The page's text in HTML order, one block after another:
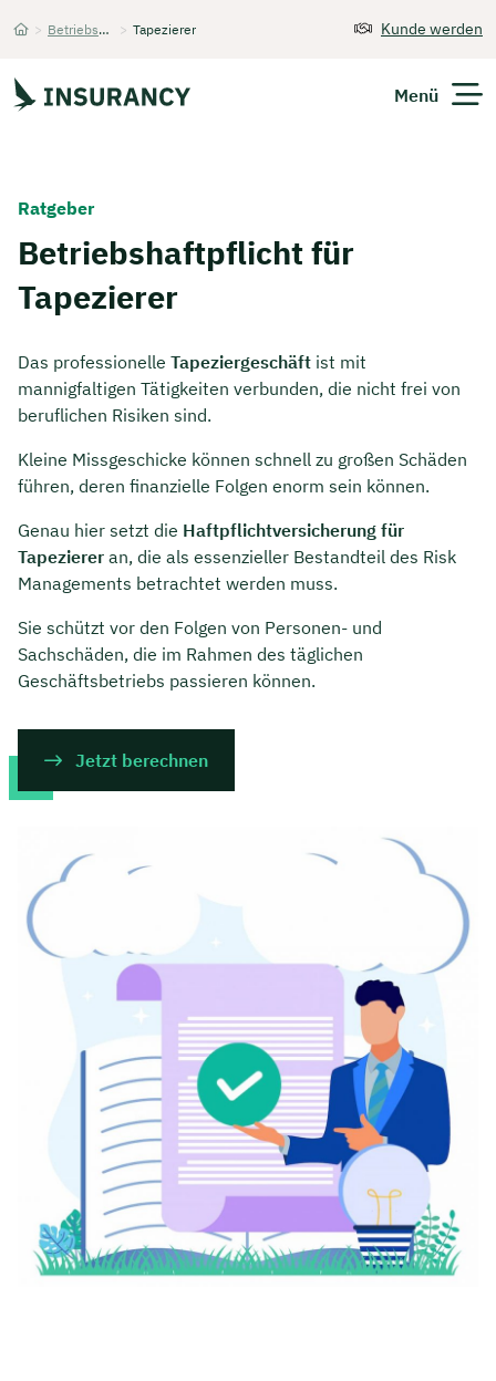
> Betriebshaftpflichtversicherung > Tapezierer Kunde werden
Menü
Finanzen
Über Uns
Kontakt
Ratgeber
Betriebshaftpflicht für
Tapezierer
Das professionelle Tapeziergeschäft ist mit
mannigfaltigen Tätigkeiten verbunden, die nicht frei von
beruflichen Risiken sind.
Kleine Missgeschicke können schnell zu großen Schäden
führen, deren finanzielle Folgen enorm sein können.
Genau hier setzt die Haftpflichtversicherung für
Tapezierer an, die als essenzieller Bestandteil des Risk
Managements betrachtet werden muss.
Sie schützt vor den Folgen von Personen- und
Sachschäden, die im Rahmen des täglichen
Geschäftsbetriebs passieren können.
Jetzt berechnen